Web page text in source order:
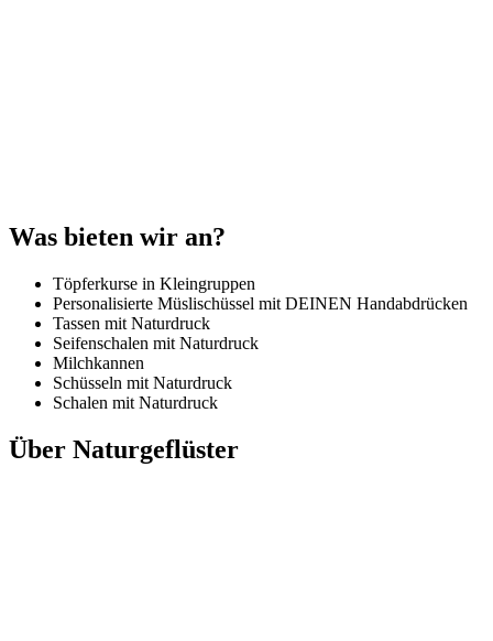
Was bieten wir an?
Töpferkurse in Kleingruppen
Personalisierte Müslischüssel mit DEINEN Handabdrücken
Tassen mit Naturdruck
Seifenschalen mit Naturdruck
Milchkannen
Schüsseln mit Naturdruck
Schalen mit Naturdruck
Über Naturgeflüster